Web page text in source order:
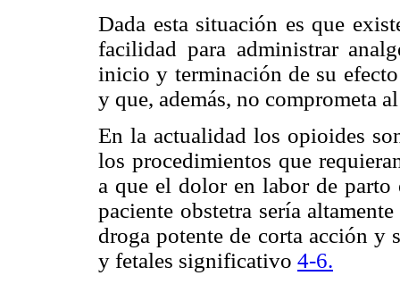
Dada esta situación es que
facilidad para administrar
inicio y terminación de su
y que, además, no comprometa
En la actualidad los opioides
los procedimientos que
a que el dolor en labor de
paciente obstetra sería
droga potente de corta acción y
y fetales significativo 4-6.